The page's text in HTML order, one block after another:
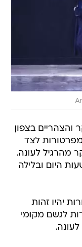
והצהריים בצפון
לצד
מהרגיל לעונה.
היום ובלילה
יהיו זהות
לגשם מקומי